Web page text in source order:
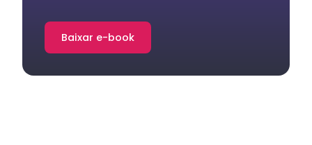
Baixar e-book